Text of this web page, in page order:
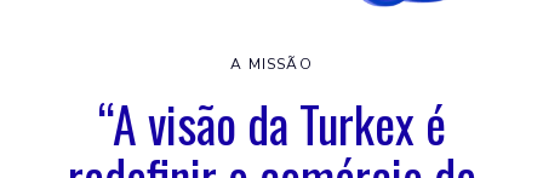
A MISSÃO
“A visão da Turkex é